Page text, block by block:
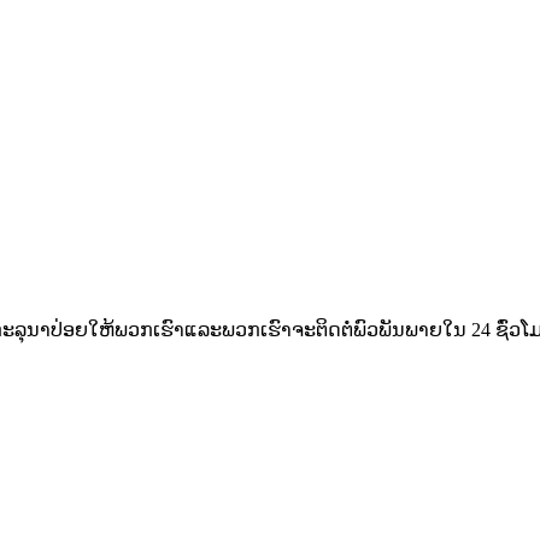
ນາ​ປ່ອຍ​ໃຫ້​ພວກ​ເຮົາ​ແລະ​ພວກ​ເຮົາ​ຈະ​ຕິດ​ຕໍ່​ພົວ​ພັນ​ພາຍ​ໃນ 24 ຊົ່ວ​ໂ